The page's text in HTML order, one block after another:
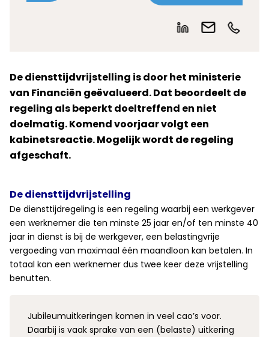
De diensttijdvrijstelling is door het ministerie
van Financiën geëvalueerd. Dat beoordeelt de
regeling als beperkt doeltreffend en niet
doelmatig. Komend voorjaar volgt een
kabinetsreactie. Mogelijk wordt de regeling
afgeschaft.
De diensttijdvrijstelling
De diensttijdregeling is een regeling waarbij een werkgever
een werknemer die ten minste 25 jaar en/of ten minste 40
jaar in dienst is bij de werkgever, een belastingvrije
vergoeding van maximaal één maandloon kan betalen. In
totaal kan een werknemer dus twee keer deze vrijstelling
benutten.
Jubileumuitkeringen komen in veel cao’s voor.
Daarbij is vaak sprake van een (belaste) uitkering